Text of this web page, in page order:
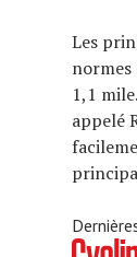
Les
normes
1,1
appelé